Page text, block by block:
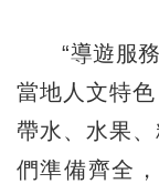
“導遊服務
當地人文特
帶水、水果
們準備齊全